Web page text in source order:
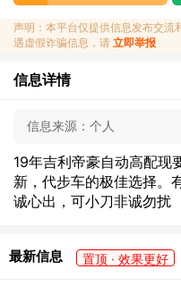
声明：本平台仅提供信息发布交流
遇虚假诈骗信息，请 立即举报
信息详情
信息来源： 个人
19年吉利帝豪自动高配现
新，代步车的极佳选择。
诚心出，可小刀非诚勿扰
最新信息 置顶 · 效果更好